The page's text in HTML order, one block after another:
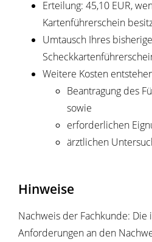
Erteilung: 45,10 EUR,
Kartenführerschein
Umtausch Ihres
Weitere Kosten
Beantragung des
sowie
erforderlichen
ärztlichen
Hinweise
Nachweis der Fachkunde: Die
Anforderungen an den